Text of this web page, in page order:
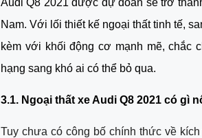
Audi Q8 2021 được dự đoán sẽ trở
Nam. Với lối thiết kế ngoại thất tinh tế,
kèm với khối động cơ mạnh mẽ, chắc
hạng sang khó ai có thể bỏ qua.
3.1. Ngoại thất xe Audi Q8 2021 có gì
Tuy chưa có công bố chính thức về